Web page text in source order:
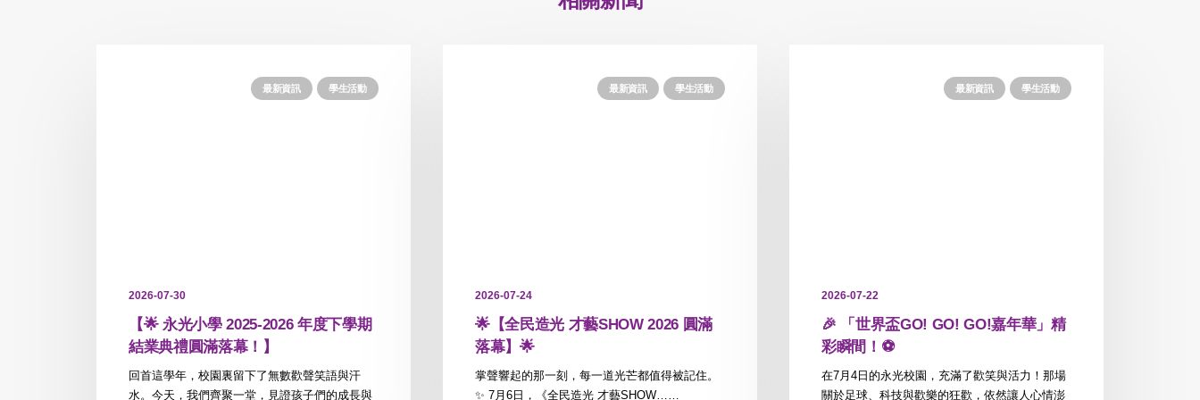
最新資訊 學生活動
2026-07-30
【🌟 永光小學 2025-2026 年度下學期
結業典禮圓滿落幕！】
回首這學年，校園裏留下了無數歡聲笑語與汗
水。今天，我們齊聚一堂，見證孩子們的成長與
最新資訊 學生活動
2026-07-24
🌟【全民造光 才藝SHOW 2026 圓滿
落幕】🌟
掌聲響起的那一刻，每一道光芒都值得被記住。
✨ 7月6日，《全民造光 才藝SHOW……
最新資訊 學生活動
2026-07-22
🎉 「世界盃GO! GO! GO!嘉年華」精
彩瞬間！⚽️
在7月4日的永光校園，充滿了歡笑與活力！那場
關於足球、科技與歡樂的狂歡，依然讓人心情澎